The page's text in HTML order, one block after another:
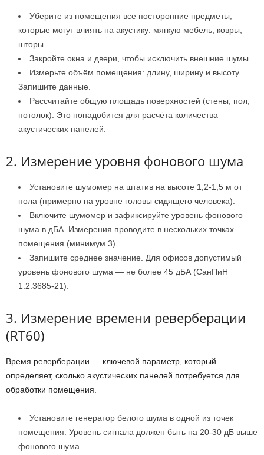
Уберите из помещения все посторонние предметы,
которые могут влиять на акустику: мягкую мебель, ковры,
шторы.
Закройте окна и двери, чтобы исключить внешние шумы.
Измерьте объём помещения: длину, ширину и высоту.
Запишите данные.
Рассчитайте общую площадь поверхностей (стены, пол,
потолок). Это понадобится для расчёта количества
акустических панелей.
2. Измерение уровня фонового шума
Установите шумомер на штатив на высоте 1,2-1,5 м от
пола (примерно на уровне головы сидящего человека).
Включите шумомер и зафиксируйте уровень фонового
шума в дБА. Измерения проводите в нескольких точках
помещения (минимум 3).
Запишите среднее значение. Для офисов допустимый
уровень фонового шума — не более 45 дБА (СанПиН
1.2.3685-21).
3. Измерение времени реверберации
(RT60)
Время реверберации — ключевой параметр, который
определяет, сколько акустических панелей потребуется для
обработки помещения.
Установите генератор белого шума в одной из точек
помещения. Уровень сигнала должен быть на 20-30 дБ выше
фонового шума.